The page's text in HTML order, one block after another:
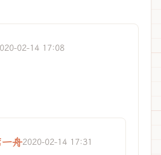
02-14 17:08
一舟2020-02-14 17:31